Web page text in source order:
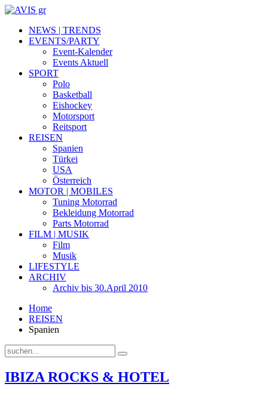
NEWS | TRENDS
EVENTS/PARTY
Event-Kalender
Events Aktuell
SPORT
Polo
Basketball
Eishockey
Motorsport
Reitsport
REISEN
Spanien
Türkei
USA
Österreich
MOTOR | MOBILES
Tuning Motorrad
Bekleidung Motorrad
Parts Motorrad
FILM | MUSIK
Film
Musik
LIFESTYLE
ARCHIV
Archiv bis 30.April 2010
Home
REISEN
Spanien
IBIZA ROCKS & HOTEL